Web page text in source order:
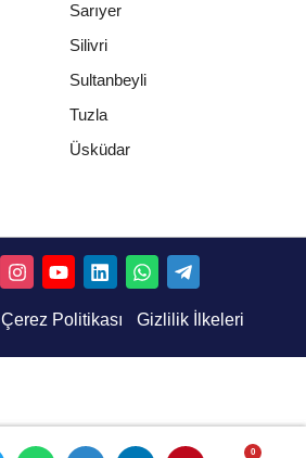
Sarıyer
Silivri
Sultanbeyli
Tuzla
Üsküdar
Çerez Politikası Gizlilik İlkeleri